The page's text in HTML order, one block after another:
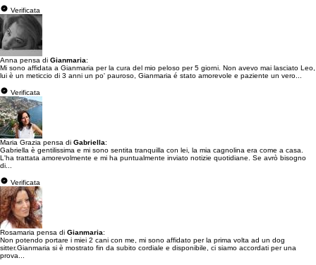
Verificata
Anna pensa di Gianmaria:
Mi sono affidata a Gianmaria per la cura del mio peloso per 5 giorni. Non avevo mai lasciato Leo,
lui è un meticcio di 3 anni un po' pauroso, Gianmaria é stato amorevole e paziente un vero...
Verificata
Maria Grazia pensa di Gabriella:
Gabriella è gentilissima e mi sono sentita tranquilla con lei, la mia cagnolina era come a casa.
L'ha trattata amorevolmente e mi ha puntualmente inviato notizie quotidiane. Se avrò bisogno
di...
Verificata
Rosamaria pensa di Gianmaria:
Non potendo portare i miei 2 cani con me, mi sono affidato per la prima volta ad un dog
sitter.Gianmaria si è mostrato fin da subito cordiale e disponibile, ci siamo accordati per una
prova...